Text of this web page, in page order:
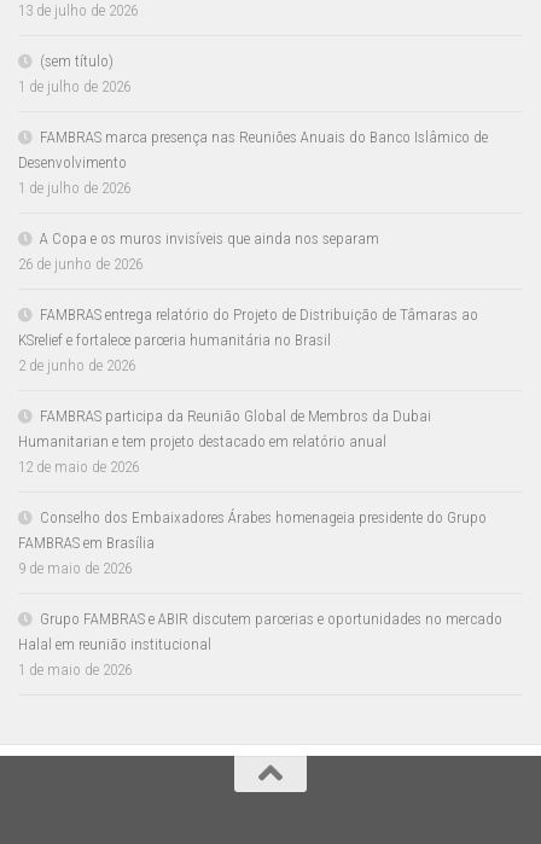
13 de julho de 2026
(sem título)
1 de julho de 2026
FAMBRAS marca presença nas Reuniões Anuais do Banco Islâmico de
Desenvolvimento
1 de julho de 2026
A Copa e os muros invisíveis que ainda nos separam
26 de junho de 2026
FAMBRAS entrega relatório do Projeto de Distribuição de Tâmaras ao
KSrelief e fortalece parceria humanitária no Brasil
2 de junho de 2026
FAMBRAS participa da Reunião Global de Membros da Dubai
Humanitarian e tem projeto destacado em relatório anual
12 de maio de 2026
Conselho dos Embaixadores Árabes homenageia presidente do Grupo
FAMBRAS em Brasília
9 de maio de 2026
Grupo FAMBRAS e ABIR discutem parcerias e oportunidades no mercado
Halal em reunião institucional
1 de maio de 2026